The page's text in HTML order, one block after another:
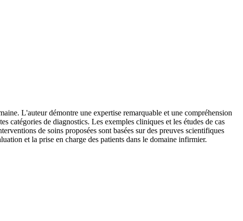
L'auteur démontre une expertise remarquable et une compréhension
catégories de diagnostics. Les exemples cliniques et les études de cas
de soins proposées sont basées sur des preuves scientifiques
et la prise en charge des patients dans le domaine infirmier.